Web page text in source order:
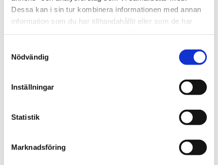
Dessa kan i sin tur kombinera informationen med annan
information som du har tillhandahållit eller som de har
Nödvändig
Inställningar
Statistik
Marknadsföring
%. Varje månad kommer man att ha en minimum
månadskostnad på antingen 300 kronor eller 4 %
av den utestående krediten. Vilken av dessa det
största beloppet.